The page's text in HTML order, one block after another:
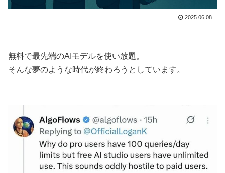
2025.06.08
無料で最先端のAIモデルを使い放題。
そんな夢のような時代が終わろうとしています。